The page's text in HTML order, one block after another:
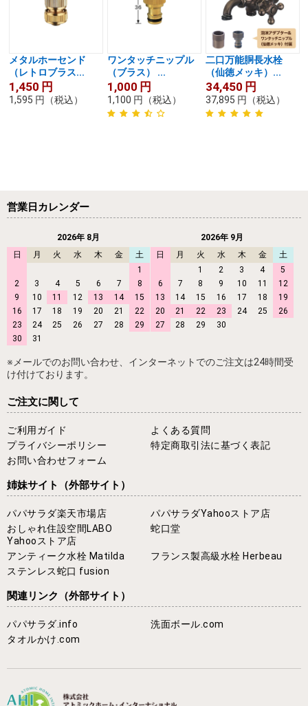
メタルホーセンド
（レトロブラス...
1,450 円
1,595 円 （税込）
ワンタッチニップル
（ブラス） ...
1,000 円
1,100 円 （税込）
二口万能胴長水栓
（仙徳メッキ）...
34,450 円
37,895 円 （税込）
営業日カレンダー
2026年 8月
日
月 火 水 木 金
土
1
2
3 4 5 6 7
8
9
10 11 12 13 14
15
16
17 18 19 20 21
22
23
24 25 26 27 28
29
30
31
2026年 9月
日
月 火 水 木 金
土
1
2 3 4
5
6
7 8 9 10 11
12
13
14 15 16 17 18
19
20
21 22 23 24 25
26
27
28 29 30
※メールでのお問い合わせ、インターネットでのご注文は24時間受
け付けております。
ご注文に関して
ご利用ガイド
よくある質問
プライバシーポリシー
特定商取引法に基づく表記
お問い合わせフォーム
姉妹サイト （外部サイト）
パパサラダ楽天市場店
パパサラダYahooストア店
おしゃれ住設空間LABO
Yahooストア店
蛇口堂
アンティーク水栓 Matilda
フランス製高級水栓 Herbeau
ステンレス蛇口 fusion
関連リンク （外部サイト）
パパサラダ.info
洗面ボール.com
タオルかけ.com